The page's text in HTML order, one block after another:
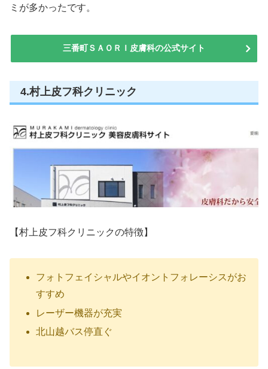
ミが多かったです。
三番町ＳＡＯＲＩ皮膚科の公式サイト
4.村上皮フ科クリニック
【村上皮フ科クリニックの特徴】
フォトフェイシャルやイオントフォレーシスがお
すすめ
レーザー機器が充実
北山越バス停直ぐ